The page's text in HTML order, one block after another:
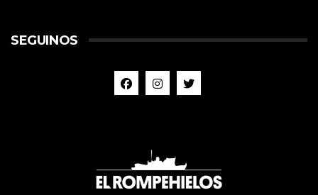
SEGUINOS